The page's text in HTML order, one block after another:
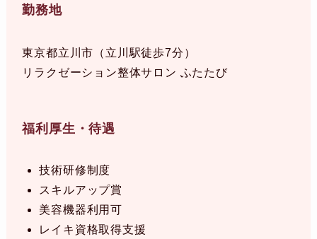
勤務地
東京都立川市（立川駅徒歩7分）
リラクゼーション整体サロン ふたたび
福利厚生・待遇
技術研修制度
スキルアップ賞
美容機器利用可
レイキ資格取得支援